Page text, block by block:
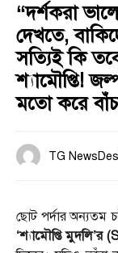
“দর্শকরা
দেখতে,
সত্যিই কি
শ্যামৌপ্তি!
মতো করে
TG
ছোট পর্দার অন্যতম
‘শ্যামৌপ্তি